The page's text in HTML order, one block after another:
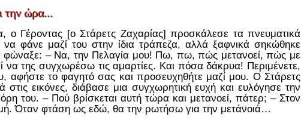
την ώρα...
ο Γέροντας [ο Στάρετς Ζαχαρίας] προσκάλεσε τα πνευματικά
να φάνε μαζί του στην ίδια τράπεζα, αλλά ξαφνικά σηκώθηκε
φώναξε: – Να, την Πελαγία μου! Πω, πω, πώς μετανοεί, πώς με
να της συγχωρέσω τις αμαρτίες. Και πόσα δάκρυα! Περιμένετε,
αφήστε το φαγητό σας και προσευχηθήτε μαζί μου. Ο Στάρετς
εικόνες, διάβασε μια συγχωρητική ευχή και ευλόγησε την
του. – Πού βρίσκεται αυτή τώρα και μετανοεί, πάτερ; – Στον
Όταν φτάση ως εδώ, θα την ρωτήσω για την μετάνοιά…